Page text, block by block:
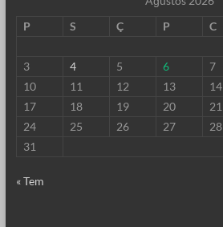
P
S Ç P C
3
4 5 6 7
10
11 12 13 14
17
18 19 20 21
24
25 26 27 28
31
« Tem